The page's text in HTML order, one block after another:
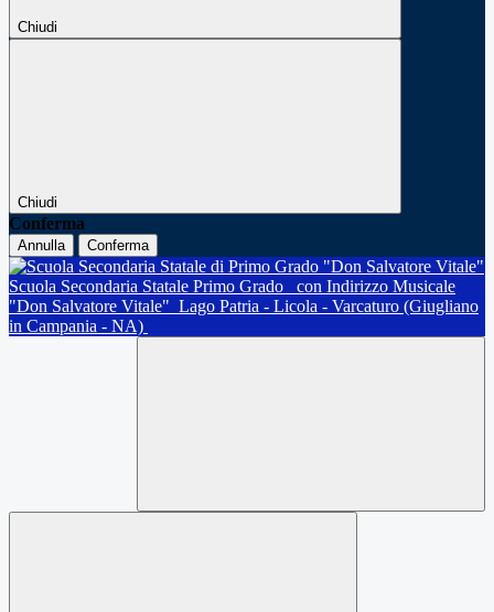
Chiudi
Chiudi
Conferma
Annulla Conferma
Scuola Secondaria Statale Primo Grado
con Indirizzo Musicale
"Don Salvatore Vitale" Lago Patria - Licola - Varcaturo (Giugliano
in Campania - NA)